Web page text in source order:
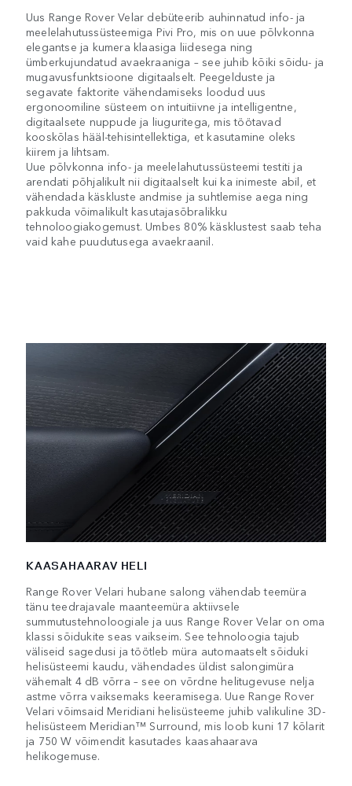
Uus Range Rover Velar debüteerib auhinnatud info- ja
meelelahutussüsteemiga Pivi Pro, mis on uue põlvkonna
elegantse ja kumera klaasiga liidesega ning
ümberkujundatud avaekraaniga – see juhib kõiki sõidu- ja
mugavusfunktsioone digitaalselt. Peegelduste ja
segavate faktorite vähendamiseks loodud uus
ergonoomiline süsteem on intuitiivne ja intelligentne,
digitaalsete nuppude ja liuguritega, mis töötavad
kooskõlas hääl-tehisintellektiga, et kasutamine oleks
kiirem ja lihtsam.
Uue põlvkonna info- ja meelelahutussüsteemi testiti ja
arendati põhjalikult nii digitaalselt kui ka inimeste abil, et
vähendada käskluste andmise ja suhtlemise aega ning
pakkuda võimalikult kasutajasõbralikku
tehnoloogiakogemust. Umbes 80% käsklustest saab teha
vaid kahe puudutusega avaekraanil.
KAASAHAARAV HELI
Range Rover Velari hubane salong vähendab teemüra
tänu teedrajavale maanteemüra aktiivsele
summutustehnoloogiale ja uus Range Rover Velar on oma
klassi sõidukite seas vaikseim. See tehnoloogia tajub
väliseid sagedusi ja töötleb müra automaatselt sõiduki
helisüsteemi kaudu, vähendades üldist salongimüra
vähemalt 4 dB võrra – see on võrdne helitugevuse nelja
astme võrra vaiksemaks keeramisega. Uue Range Rover
Velari võimsaid Meridiani helisüsteeme juhib valikuline 3D-
helisüsteem Meridian™ Surround, mis loob kuni 17 kõlarit
ja 750 W võimendit kasutades kaasahaarava
helikogemuse.